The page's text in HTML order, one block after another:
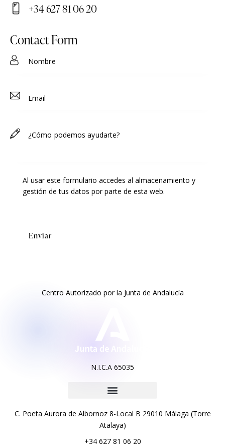
m
:
on
e:
+34 627 81 06 20
Contact Form
Al usar este formulario accedes al almacenamiento y
gestión de tus datos por parte de esta web.
Centro Autorizado por la Junta de Andalucía
N.I.C.A 65035
C. Poeta Aurora de Albornoz 8-Local B 29010 Málaga (Torre
Atalaya)
+34 627 81 06 20